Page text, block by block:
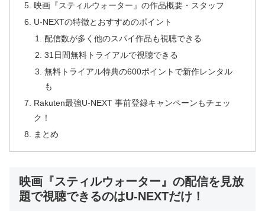
映画『スティルウォーター』の作品概要・スタッフ
U-NEXTの特徴とおすすめのポイント
配信数が多く他のスパイ作品も視聴できる
31日間無料トライアルで視聴できる
無料トライアル特典の600ポイントで新作レンタル
も
Rakuten最強U-NEXT 事前登録キャンペーンもチェッ
ク！
まとめ
映画『スティルウォーター』の配信を見放
題で視聴できるのはU-NEXTだけ！